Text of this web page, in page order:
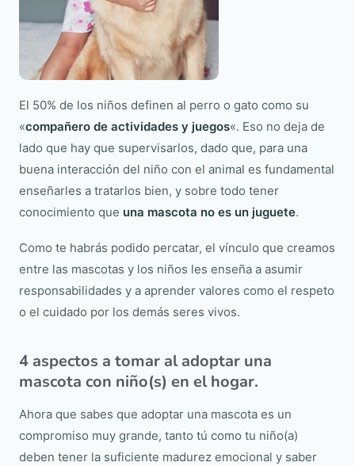
El 50% de los niños definen al perro o gato como su
«compañero de actividades y juegos«. Eso no deja de
lado que hay que supervisarlos, dado que, para una
buena interacción del niño con el animal es fundamental
enseñarles a tratarlos bien, y sobre todo tener
conocimiento que una mascota no es un juguete.
Como te habrás podido percatar, el vínculo que creamos
entre las mascotas y los niños les enseña a asumir
responsabilidades y a aprender valores como el respeto
o el cuidado por los demás seres vivos.
4 aspectos a tomar al adoptar una
mascota con niño(s) en el hogar.
Ahora que sabes que adoptar una mascota es un
compromiso muy grande, tanto tú como tu niño(a)
deben tener la suficiente madurez emocional y saber